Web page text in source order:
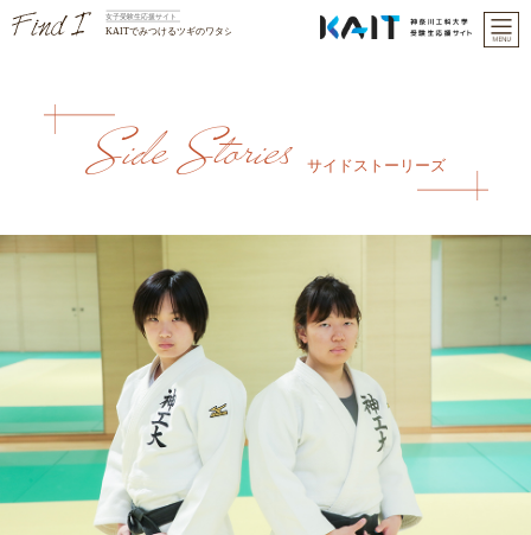
Side Stories サイドストーリーズ